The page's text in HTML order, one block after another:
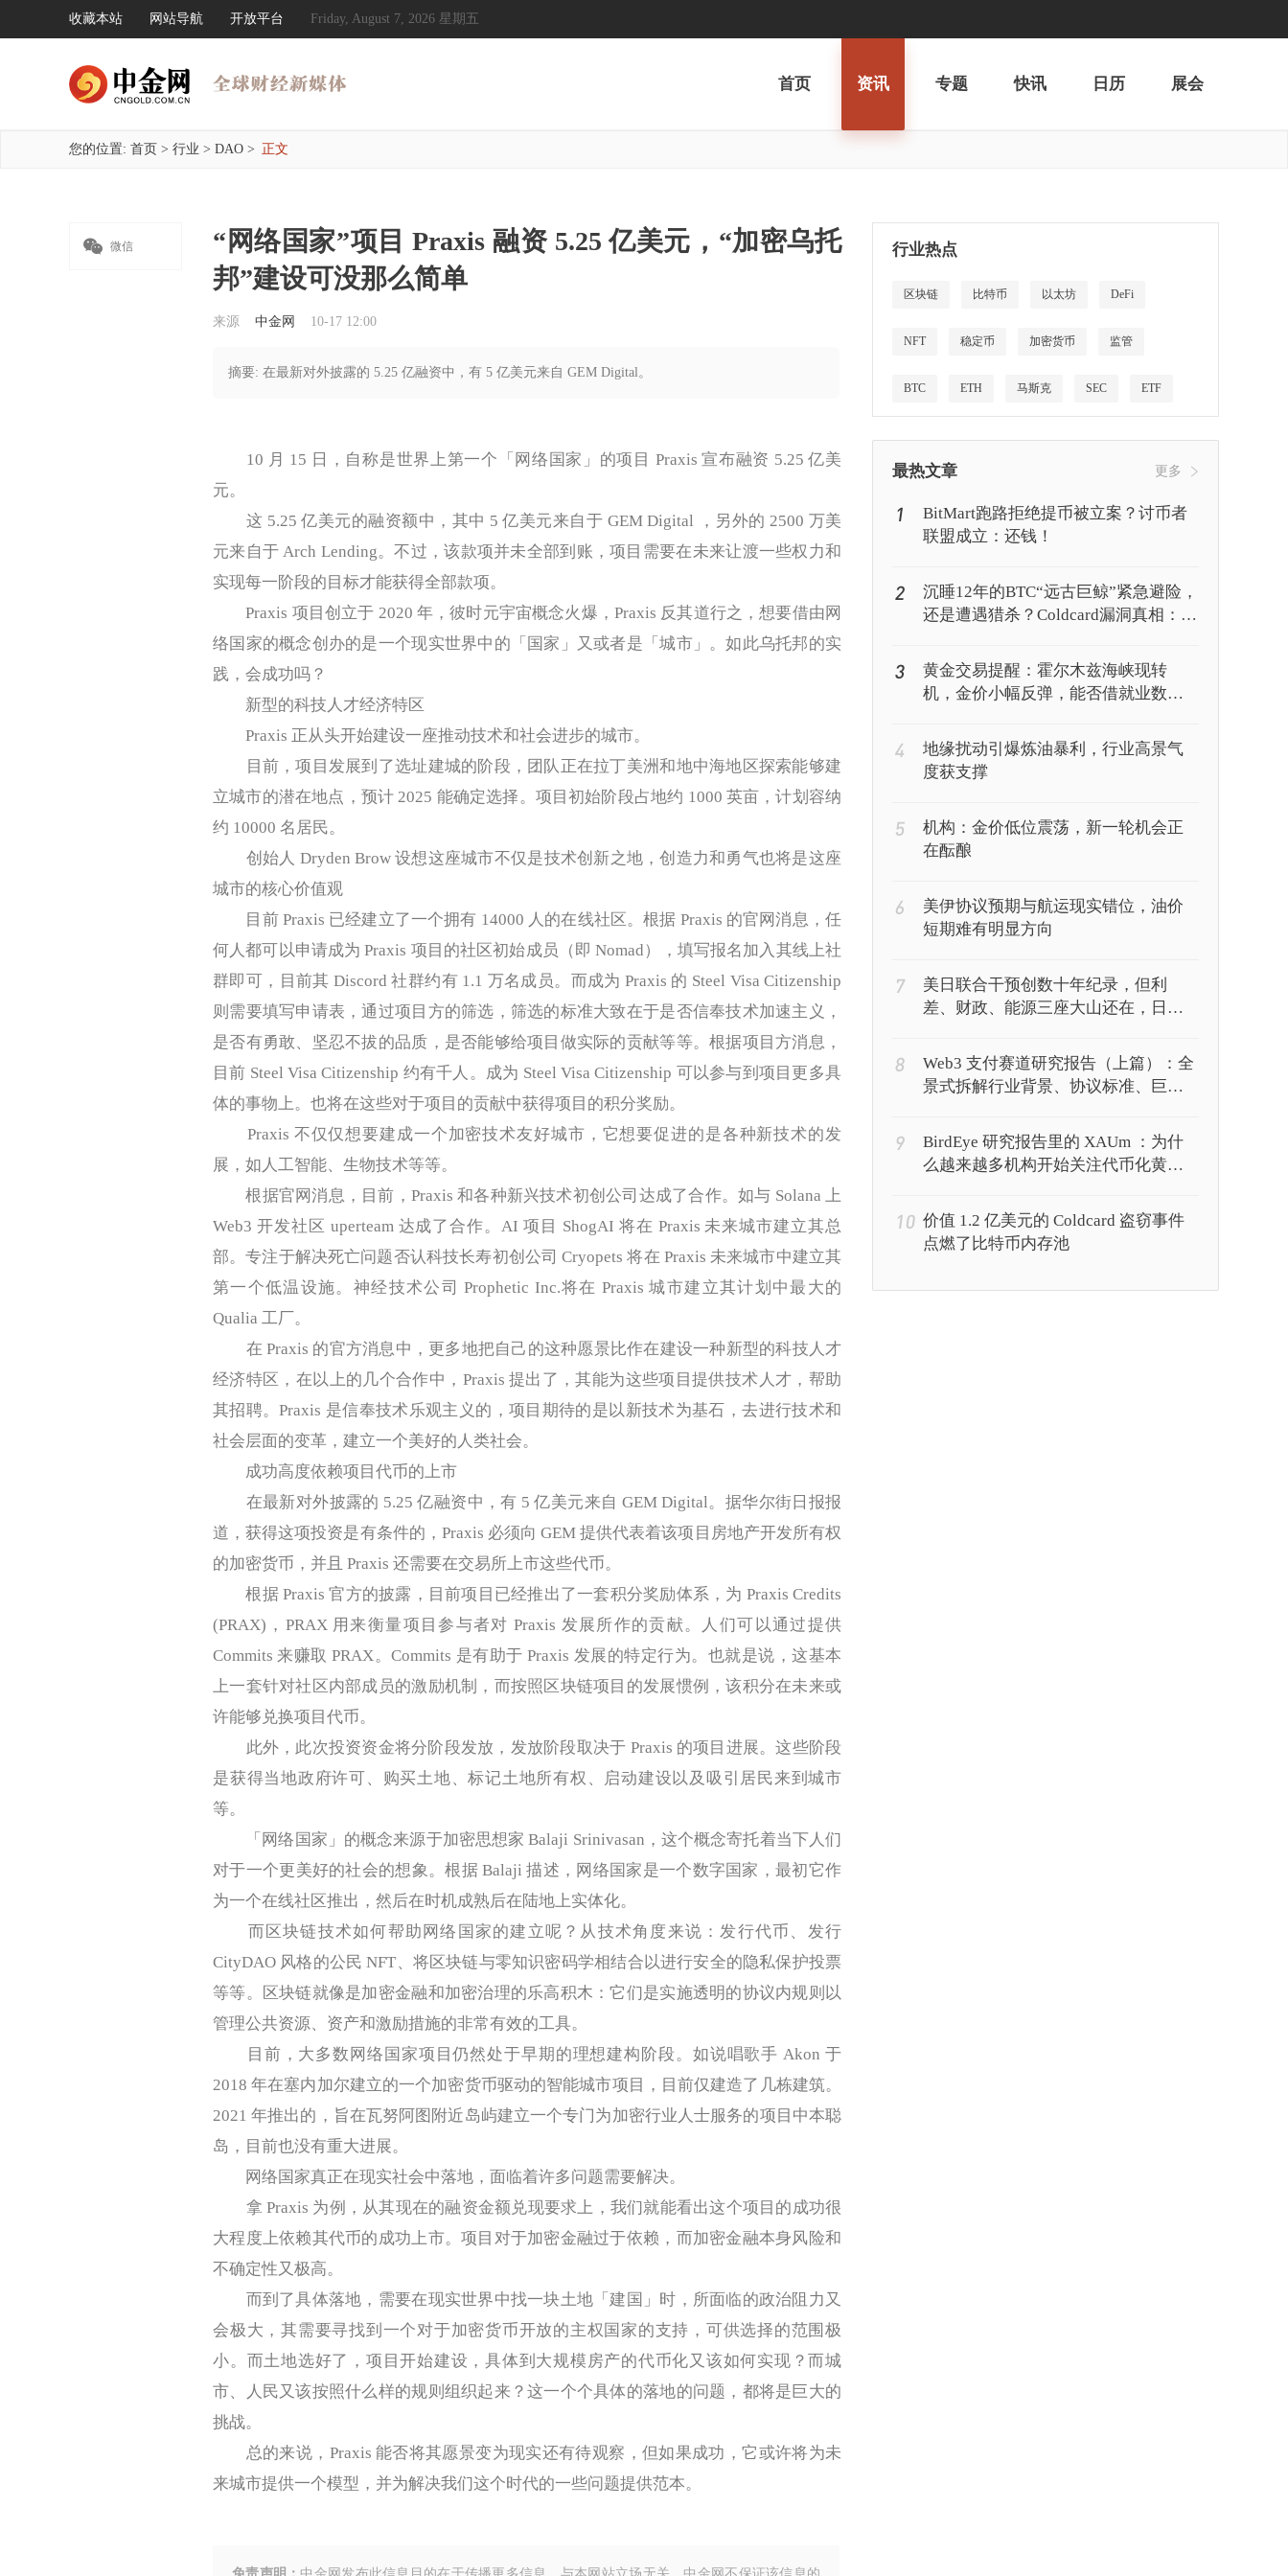
收藏本站 网站导航 开放平台 Friday, August 7, 2026 星期五
首页 资讯 专题 快讯 日历 展会
您的位置: 首页 > 行业 > DAO > 正文
 微信
“网络国家”项目 Praxis 融资 5.25 亿美元，“加密乌托
邦”建设可没那么简单
来源 中金网 10-17 12:00
摘要: 在最新对外披露的 5.25 亿融资中，有 5 亿美元来自 GEM Digital。
10 月 15 日，自称是世界上第一个「网络国家」的项目 Praxis 宣布融资 5.25 亿美
元。
这 5.25 亿美元的融资额中，其中 5 亿美元来自于 GEM Digital ，另外的 2500 万美
元来自于 Arch Lending。不过，该款项并未全部到账，项目需要在未来让渡一些权力和
实现每一阶段的目标才能获得全部款项。
Praxis 项目创立于 2020 年，彼时元宇宙概念火爆，Praxis 反其道行之，想要借由网
络国家的概念创办的是一个现实世界中的「国家」又或者是「城市」。如此乌托邦的实
践，会成功吗？
新型的科技人才经济特区
Praxis 正从头开始建设一座推动技术和社会进步的城市。
目前，项目发展到了选址建城的阶段，团队正在拉丁美洲和地中海地区探索能够建
立城市的潜在地点，预计 2025 能确定选择。项目初始阶段占地约 1000 英亩，计划容纳
约 10000 名居民。
创始人 Dryden Brow 设想这座城市不仅是技术创新之地，创造力和勇气也将是这座
城市的核心价值观
目前 Praxis 已经建立了一个拥有 14000 人的在线社区。根据 Praxis 的官网消息，任
何人都可以申请成为 Praxis 项目的社区初始成员（即 Nomad），填写报名加入其线上社
群即可，目前其 Discord 社群约有 1.1 万名成员。而成为 Praxis 的 Steel Visa Citizenship
则需要填写申请表，通过项目方的筛选，筛选的标准大致在于是否信奉技术加速主义，
是否有勇敢、坚忍不拔的品质，是否能够给项目做实际的贡献等等。根据项目方消息，
目前 Steel Visa Citizenship 约有千人。成为 Steel Visa Citizenship 可以参与到项目更多具
体的事物上。也将在这些对于项目的贡献中获得项目的积分奖励。
Praxis 不仅仅想要建成一个加密技术友好城市，它想要促进的是各种新技术的发
展，如人工智能、生物技术等等。
根据官网消息，目前，Praxis 和各种新兴技术初创公司达成了合作。如与 Solana 上
Web3 开发社区 uperteam 达成了合作。AI 项目 ShogAI 将在 Praxis 未来城市建立其总
部。专注于解决死亡问题否认科技长寿初创公司 Cryopets 将在 Praxis 未来城市中建立其
第一个低温设施。神经技术公司 Prophetic Inc.将在 Praxis 城市建立其计划中最大的
Qualia 工厂。
在 Praxis 的官方消息中，更多地把自己的这种愿景比作在建设一种新型的科技人才
经济特区，在以上的几个合作中，Praxis 提出了，其能为这些项目提供技术人才，帮助
其招聘。Praxis 是信奉技术乐观主义的，项目期待的是以新技术为基石，去进行技术和
社会层面的变革，建立一个美好的人类社会。
成功高度依赖项目代币的上市
在最新对外披露的 5.25 亿融资中，有 5 亿美元来自 GEM Digital。据华尔街日报报
道，获得这项投资是有条件的，Praxis 必须向 GEM 提供代表着该项目房地产开发所有权
的加密货币，并且 Praxis 还需要在交易所上市这些代币。
根据 Praxis 官方的披露，目前项目已经推出了一套积分奖励体系，为 Praxis Credits
(PRAX)，PRAX 用来衡量项目参与者对 Praxis 发展所作的贡献。人们可以通过提供
Commits 来赚取 PRAX。Commits 是有助于 Praxis 发展的特定行为。也就是说，这基本
上一套针对社区内部成员的激励机制，而按照区块链项目的发展惯例，该积分在未来或
许能够兑换项目代币。
此外，此次投资资金将分阶段发放，发放阶段取决于 Praxis 的项目进展。这些阶段
是获得当地政府许可、购买土地、标记土地所有权、启动建设以及吸引居民来到城市
等。
「网络国家」的概念来源于加密思想家 Balaji Srinivasan，这个概念寄托着当下人们
对于一个更美好的社会的想象。根据 Balaji 描述，网络国家是一个数字国家，最初它作
为一个在线社区推出，然后在时机成熟后在陆地上实体化。
而区块链技术如何帮助网络国家的建立呢？从技术角度来说：发行代币、发行
CityDAO 风格的公民 NFT、将区块链与零知识密码学相结合以进行安全的隐私保护投票
等等。区块链就像是加密金融和加密治理的乐高积木：它们是实施透明的协议内规则以
管理公共资源、资产和激励措施的非常有效的工具。
目前，大多数网络国家项目仍然处于早期的理想建构阶段。如说唱歌手 Akon 于
2018 年在塞内加尔建立的一个加密货币驱动的智能城市项目，目前仅建造了几栋建筑。
2021 年推出的，旨在瓦努阿图附近岛屿建立一个专门为加密行业人士服务的项目中本聪
岛，目前也没有重大进展。
网络国家真正在现实社会中落地，面临着许多问题需要解决。
拿 Praxis 为例，从其现在的融资金额兑现要求上，我们就能看出这个项目的成功很
大程度上依赖其代币的成功上市。项目对于加密金融过于依赖，而加密金融本身风险和
不确定性又极高。
而到了具体落地，需要在现实世界中找一块土地「建国」时，所面临的政治阻力又
会极大，其需要寻找到一个对于加密货币开放的主权国家的支持，可供选择的范围极
小。而土地选好了，项目开始建设，具体到大规模房产的代币化又该如何实现？而城
市、人民又该按照什么样的规则组织起来？这一个个具体的落地的问题，都将是巨大的
挑战。
总的来说，Praxis 能否将其愿景变为现实还有待观察，但如果成功，它或许将为未
来城市提供一个模型，并为解决我们这个时代的一些问题提供范本。
行业热点
区块链 比特币 以太坊 DeFi
NFT 稳定币 加密货币 监管
BTC ETH 马斯克 SEC ETF
最热文章 更多
1
BitMart跑路拒绝提币被立案？讨币者
联盟成立：还钱！
2
沉睡12年的BTC“远古巨鲸”紧急避险，
还是遭遇猎杀？Coldcard漏洞真相：你
3
黄金交易提醒：霍尔木兹海峡现转
机，金价小幅反弹，能否借就业数据
4
地缘扰动引爆炼油暴利，行业高景气
度获支撑
5
机构：金价低位震荡，新一轮机会正
在酝酿
6
美伊协议预期与航运现实错位，油价
短期难有明显方向
7
美日联合干预创数十年纪录，但利
差、财政、能源三座大山还在，日元
8
Web3 支付赛道研究报告（上篇）：全
景式拆解行业背景、协议标准、巨头
9
BirdEye 研究报告里的 XAUm ：为什
么越来越多机构开始关注代币化黄
10 价值 1.2 亿美元的 Coldcard 盗窃事件
点燃了比特币内存池